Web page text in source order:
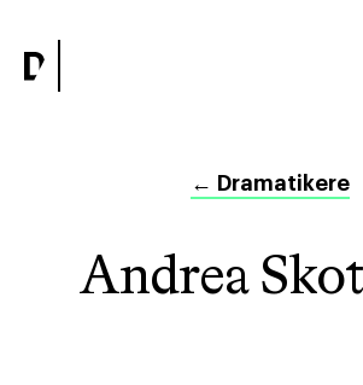
← Dramatikere
Andrea